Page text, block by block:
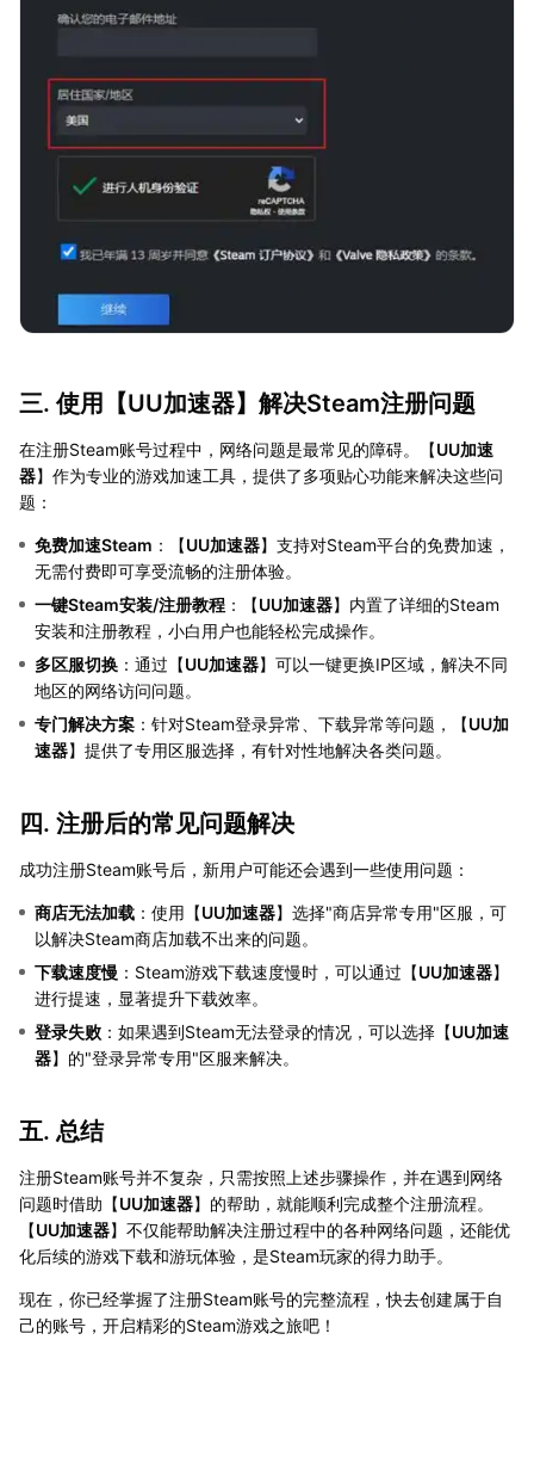
三. 使用【UU加速器】解决Steam注册问题
在注册Steam账号过程中，网络问题是最常见的障碍。【UU加速
器】作为专业的游戏加速工具，提供了多项贴心功能来解决这些问
题：
免费加速Steam ：【UU加速器】支持对Steam平台的免费加速，
无需付费即可享受流畅的注册体验。
一键Steam安装/注册教程 ：【UU加速器】内置了详细的Steam
安装和注册教程，小白用户也能轻松完成操作。
多区服切换 ：通过【UU加速器】可以一键更换IP区域，解决不同
地区的网络访问问题。
专门解决方案 ：针对Steam登录异常、下载异常等问题，【UU加
速器】提供了专用区服选择，有针对性地解决各类问题。
四. 注册后的常见问题解决
成功注册Steam账号后，新用户可能还会遇到一些使用问题：
商店无法加载 ：使用【UU加速器】选择"商店异常专用"区服，可
以解决Steam商店加载不出来的问题。
下载速度慢 ：Steam游戏下载速度慢时，可以通过【UU加速器】
进行提速，显著提升下载效率。
登录失败 ：如果遇到Steam无法登录的情况，可以选择【UU加速
器】的"登录异常专用"区服来解决。
五. 总结
注册Steam账号并不复杂，只需按照上述步骤操作，并在遇到网络
问题时借助【UU加速器】的帮助，就能顺利完成整个注册流程。
【UU加速器】不仅能帮助解决注册过程中的各种网络问题，还能优
化后续的游戏下载和游玩体验，是Steam玩家的得力助手。
现在，你已经掌握了注册Steam账号的完整流程，快去创建属于自
己的账号，开启精彩的Steam游戏之旅吧！